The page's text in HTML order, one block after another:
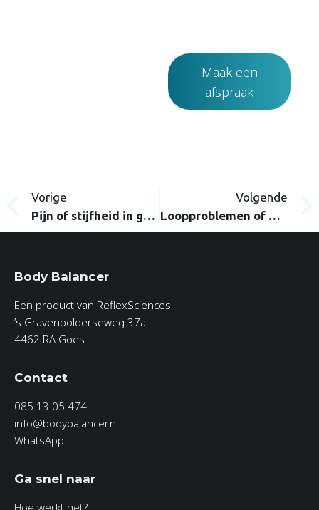
Maak een
afspraak
Vorige
Pijn of stijfheid in gewrichten
Volgende
Loopproblemen of moeite met traplopen
Body Balancer
Een product van ReflexSciences
’s Gravenpolderseweg 37a
4462 RA Goes
Contact
085 13 05 474
info@bodybalancer.nl
WhatsApp
Ga snel naar
Hoe werkt het?